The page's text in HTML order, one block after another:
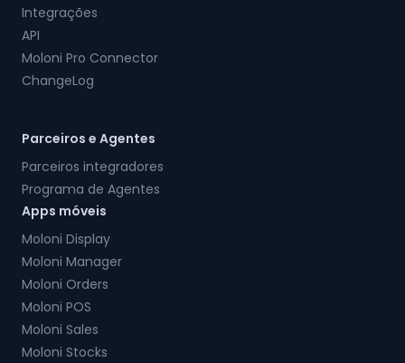
Integrações
API
Moloni Pro Connector
ChangeLog
Parceiros e Agentes
Parceiros integradores
Programa de Agentes
Apps móveis
Moloni Display
Moloni Manager
Moloni Orders
Moloni POS
Moloni Sales
Moloni Stocks